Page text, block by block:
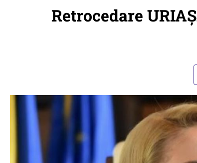
Retrocedare